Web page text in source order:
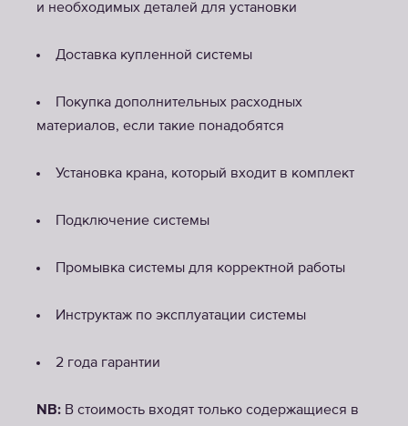
и необходимых деталей для установки
Доставка купленной системы
Покупка дополнительных расходных
материалов, если такие понадобятся
Установка крана, который входит в комплект
Подключение системы
Промывка системы для корректной работы
Инструктаж по эксплуатации системы
2 года гарантии
NB: В стоимость входят только содержащиеся в